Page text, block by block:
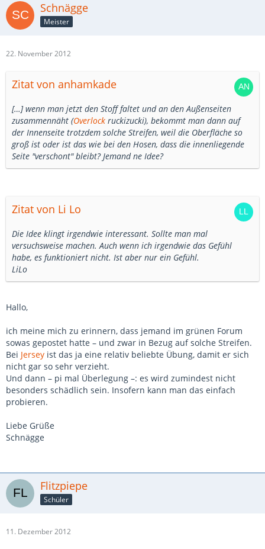
Schnägge
Meister
22. November 2012
Zitat von anhamkade
[…] wenn man jetzt den Stoff faltet und an den Außenseiten
zusammennäht (Overlock ruckizucki), bekommt man dann auf
der Innenseite trotzdem solche Streifen, weil die Oberfläche so
groß ist oder ist das wie bei den Hosen, dass die innenliegende
Seite "verschont" bleibt? Jemand ne Idee?
Zitat von Li Lo
Die Idee klingt irgendwie interessant. Sollte man mal
versuchsweise machen. Auch wenn ich irgendwie das Gefühl
habe, es funktioniert nicht. Ist aber nur ein Gefühl.
LiLo
Hallo,
ich meine mich zu erinnern, dass jemand im grünen Forum
sowas gepostet hatte – und zwar in Bezug auf solche Streifen.
Bei Jersey ist das ja eine relativ beliebte Übung, damit er sich
nicht gar so sehr verzieht.
Und dann – pi mal Überlegung –: es wird zumindest nicht
besonders schädlich sein. Insofern kann man das einfach
probieren.
Liebe Grüße
Schnägge
Flitzpiepe
Schüler
11. Dezember 2012